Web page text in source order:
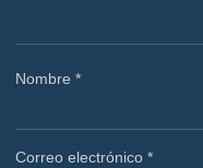
Nombre*
Correo electrónico*